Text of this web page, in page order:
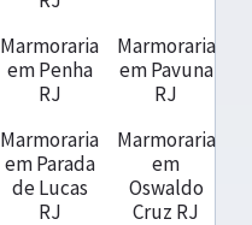
Marmoraria
em Penha
RJ
Marmoraria
em Pavuna
RJ
Marmoraria
em Parada
de Lucas
RJ
Marmoraria
em
Oswaldo
Cruz RJ